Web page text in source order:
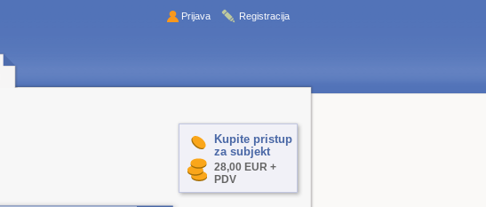
Prijava Registracija
Kupite pristup
za subjekt
28,00 EUR +
PDV